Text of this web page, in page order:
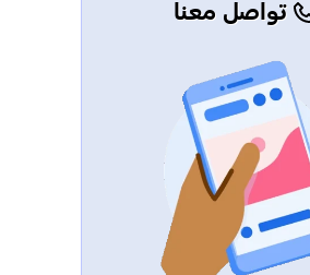
تواصل معنا